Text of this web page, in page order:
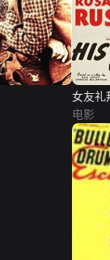
女友礼
电影